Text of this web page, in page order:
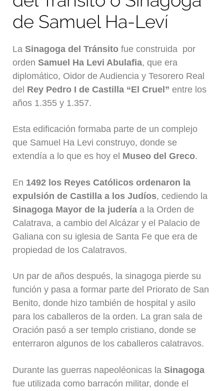
de Samuel Ha-Leví
LaSinagoga del Tránsito fue construida por
ordenSamuel Ha Levi Abulafia, que era
diplomático, Oidor de Audiencia y Tesorero Real
del Rey Pedro I de Castilla “El Cruel” entre los
años 1.355 y 1.357.
Esta edificación formaba parte de un complejo
que Samuel Ha Levi construyo, donde se
extendía a lo que es hoy el Museo del Greco.
En 1492 los Reyes Católicos ordenaron la
expulsión de Castilla a los Judíos, cediendo la
Sinagoga Mayor de la judería a la Orden de
Calatrava, a cambio del Alcázar y el Palacio de
Galiana con su iglesia de Santa Fe que era de
propiedad de los Calatravos.
Un par de años después, la sinagoga pierde su
función y pasa a formar parte del Priorato de San
Benito, donde hizo también de hospital y asilo
para los caballeros de la orden. La gran sala de
Oración pasó a ser templo cristiano, donde se
enterraron algunos de los caballeros calatravos.
Durante las guerras napeoléonicas laSinagoga
fue utilizada como barracón militar, donde el